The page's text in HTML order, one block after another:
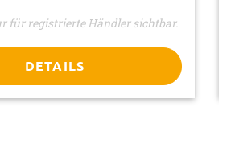
Doppelblister
für registrierte Händler sichtbar.
DETAILS